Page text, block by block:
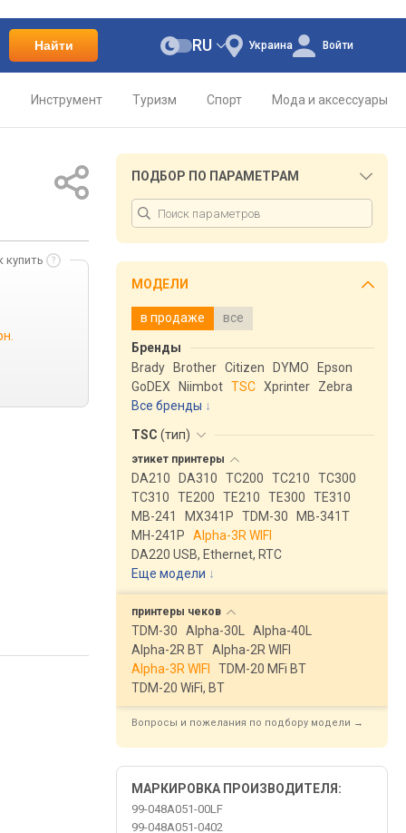
Найти Украина
RU Войти
Инструмент Туризм Спорт Мода и аксессуары
купить
ПОДБОР ПО ПАРАМЕТРАМ
МОДЕЛИ
в продаже все
Бренды
Brady
Brother Citizen DYMO
Epson
GoDEX
Niimbot TSC Xprinter
Zebra
Все бренды
TSC (тип)
этикет принтеры
DA210 DA310 TC200 TC210
TC300
TC310
TE200 TE210 TE300
TE310
MB-241
MX341P TDM-30
MB-341T
MH-241P
Alpha-3R WIFI
DA220 USB, Ethernet, RTC
Еще модели ↓
принтеры чеков
TDM-30 Alpha-30L
Alpha-40L
Alpha-2R BT Alpha-2R WIFI
Alpha-3R WIFI
TDM-20 MFi BT
TDM-20 WiFi, BT
Вопросы и пожелания по подбору модели →
МАРКИРОВКА ПРОИЗВОДИТЕЛЯ:
99-048A051-00LF
99-048A051-0402